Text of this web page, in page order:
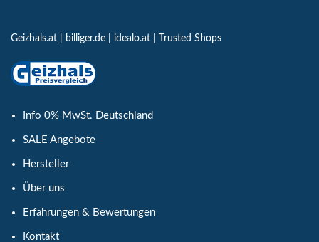
Geizhals.at billiger.de idealo.at Trusted Shops
Info 0% MwSt. Deutschland
SALE Angebote
Hersteller
Über uns
Erfahrungen & Bewertungen
Kontakt